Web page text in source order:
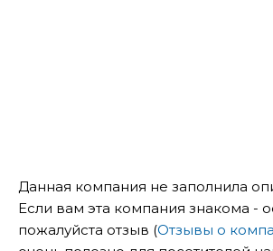
Данная компания не заполнила
Если вам эта компания знакома -
пожалуйста отзыв (Отзывы о